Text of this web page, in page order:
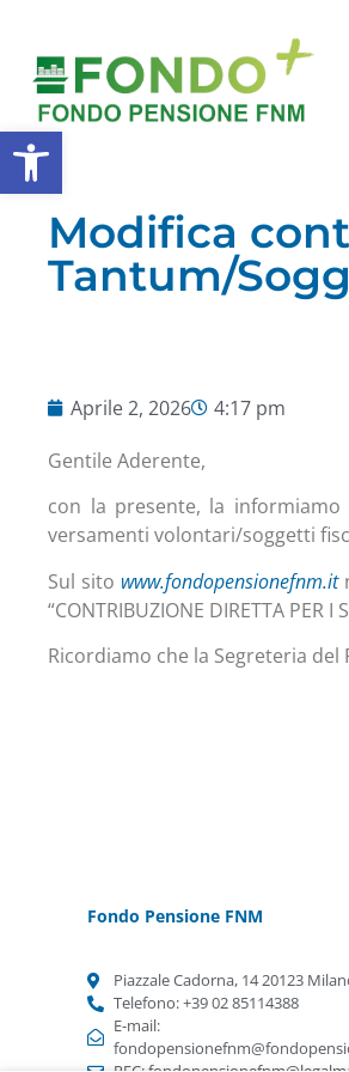
Apri la barra degli strumenti
Modifica
Tantum/
Aprile 2, 2026
4:17 pm
Gentile Aderente,
con la presente, la informiamo
versamenti volontari/soggetti
Sul sito www.fondopensionefnm.it
“CONTRIBUZIONE DIRETTA PER
Ricordiamo che la Segreteria
Fondo Pensione FNM
Piazzale Cadorna, 14 20123
Telefono: +39 02 85114388
E-mail: